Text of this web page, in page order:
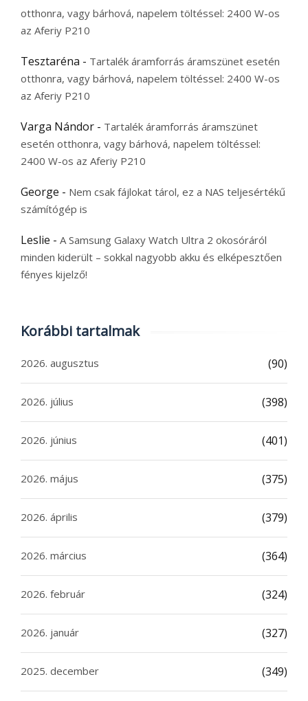
otthonra, vagy bárhová, napelem töltéssel: 2400 W-os
az Aferiy P210
Tesztaréna - Tartalék áramforrás áramszünet esetén
otthonra, vagy bárhová, napelem töltéssel: 2400 W-os
az Aferiy P210
Varga Nándor - Tartalék áramforrás áramszünet
esetén otthonra, vagy bárhová, napelem töltéssel:
2400 W-os az Aferiy P210
George - Nem csak fájlokat tárol, ez a NAS teljesértékű
számítógép is
Leslie - A Samsung Galaxy Watch Ultra 2 okosóráról
minden kiderült – sokkal nagyobb akku és elképesztően
fényes kijelző!
Korábbi tartalmak
2026. augusztus (90)
2026. július (398)
2026. június (401)
2026. május (375)
2026. április (379)
2026. március (364)
2026. február (324)
2026. január (327)
2025. december (349)